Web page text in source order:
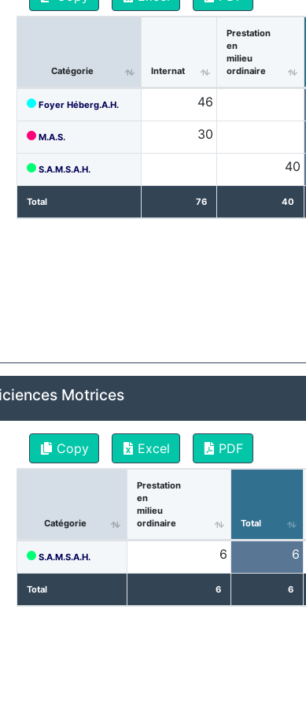
Catégorie Internat
Prestation
en
milieu
ordinaire
Foyer Héberg.A.H. 46
M.A.S. 30
S.A.M.S.A.H. 40
Total 76 40
Motrices
Copy Excel PDF
Catégorie
Prestation
en
milieu
ordinaire
Total
S.A.M.S.A.H. 6 6
Total 6 6